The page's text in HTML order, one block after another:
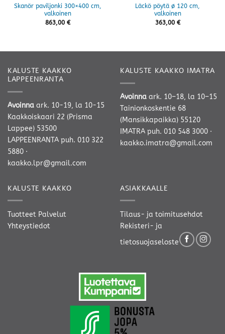
Skanör paviljonki 300×400 cm,
valkoinen
863,00 €
Läckö pöytä ø 120 cm,
valkoinen
363,00 €
KALUSTE KAAKKO
LAPPEENRANTA
Avoinna ark. 10-19, la 10-15
Kaakkoiskaari 22 (Prisma
Lappee) 53500
LAPPEENRANTA puh. 010 322
5880 ·
kaakko.lpr@gmail.com
KALUSTE KAAKKO IMATRA
Avoinna ark. 10–18, la 10–15
Tainionkoskentie 68
(Mansikkapaikka) 55120
IMATRA puh. 010 548 3000 ·
kaakko.imatra@gmail.com
KALUSTE KAAKKO
Tuotteet Palvelut
Yhteystiedot
ASIAKKAALLE
Tilaus- ja toimitusehdot
Rekisteri- ja
tietosuojaseloste